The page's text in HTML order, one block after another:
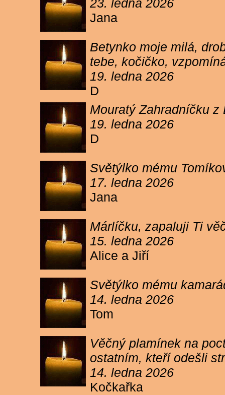
23. ledna 2026
Jana
Betynko moje milá,
tebe, kočičko,
19. ledna 2026
D
Mouratý Zahradníčku
19. ledna 2026
D
Světýlko mému
17. ledna 2026
Jana
Márlíčku, zapaluji Ti
15. ledna 2026
Alice a Jiří
Světýlko mému
14. ledna 2026
Tom
Věčný plamínek na
ostatním, kteří odešli
14. ledna 2026
Kočkařka